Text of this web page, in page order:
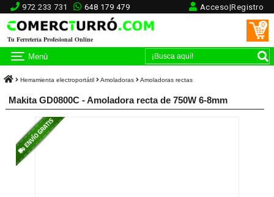
972 233 731 648 179 479 Acceso|Registro
Tu Ferretería Profesional Online
0
Menú
Herramienta electroportátil Amoladoras Amoladoras rectas
Makita GD0800C - Amoladora recta de 750W 6-8mm